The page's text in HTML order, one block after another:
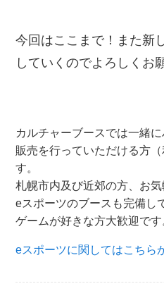
今回はここまで！また新
していくのでよろしくお
カルチャーブースでは一緒
販売を行っていただける方
す。
札幌市内及び近郊の方、お
eスポーツのブースも完備し
ゲームが好きな方大歓迎です
eスポーツに関してはこちら